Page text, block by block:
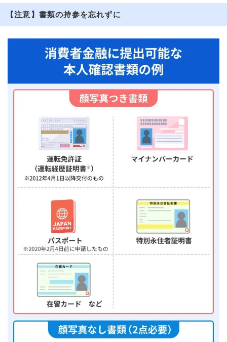
【注意】書類の持参を忘れずに